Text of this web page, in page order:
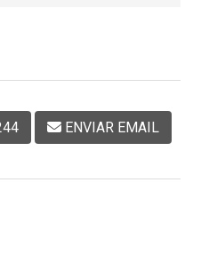
ENVIAR EMAIL